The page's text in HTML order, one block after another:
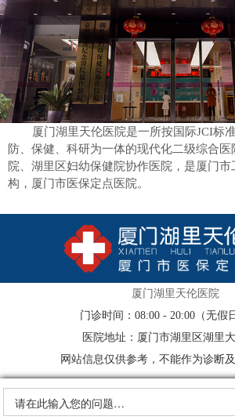
厦门湖里天伦医院是一所按国际JCI标
防、保健、科研为一体的现代化二级综合
院、湖里区妇幼保健院协作医院，是厦门
构，厦门市医保定点医院。
厦门湖里天伦医院
门诊时间：08:00 - 20:00（无假
医院地址：厦门市湖里区湖里
网站信息仅供参考，不能作为诊断
请在此输入您的问题…